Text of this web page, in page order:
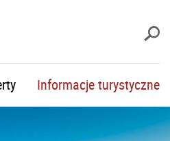
Informacje turystyczne